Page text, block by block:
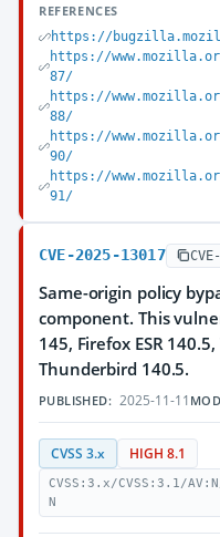
REFERENCES
https://
https://
87/
https://
88/
https://
90/
https://
91/
CVE-2025-13017
Same-origin policy
component. This
145, Firefox ESR
Thunderbird 140.5.
PUBLISHED: 2025-11-11
CVSS 3.x HIGH 8.1
CVSS:3.x/CVSS:3.1/
N